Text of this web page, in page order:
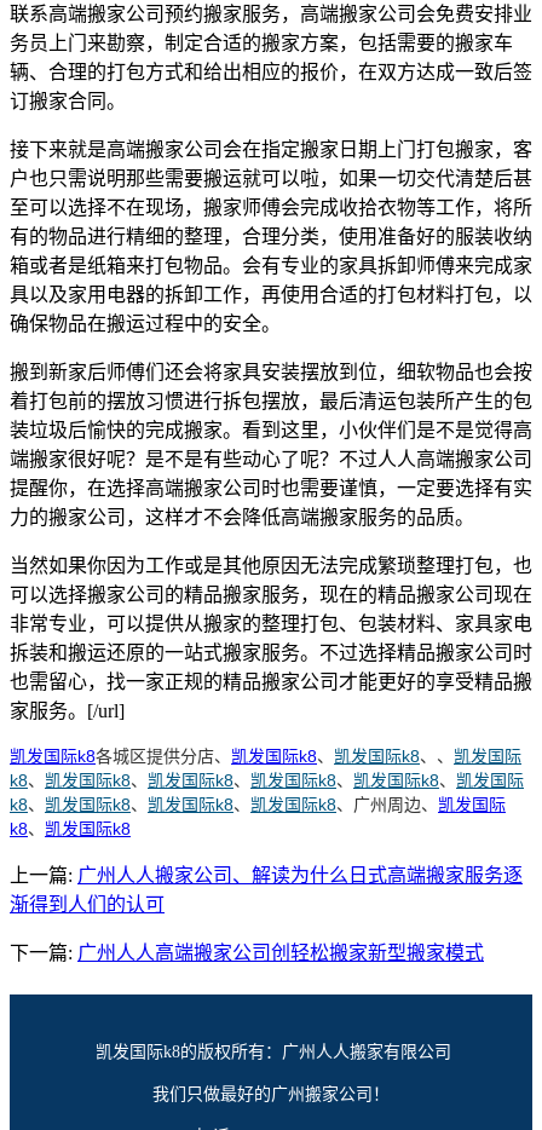
联系高端搬家公司预约搬家服务，高端搬家公司会免费安排业
务员上门来勘察，制定合适的搬家方案，包括需要的搬家车
辆、合理的打包方式和给出相应的报价，在双方达成一致后签
订搬家合同。
接下来就是高端搬家公司会在指定搬家日期上门打包搬家，客
户也只需说明那些需要搬运就可以啦，如果一切交代清楚后甚
至可以选择不在现场，搬家师傅会完成收拾衣物等工作，将所
有的物品进行精细的整理，合理分类，使用准备好的服装收纳
箱或者是纸箱来打包物品。会有专业的家具拆卸师傅来完成家
具以及家用电器的拆卸工作，再使用合适的打包材料打包，以
确保物品在搬运过程中的安全。
搬到新家后师傅们还会将家具安装摆放到位，细软物品也会按
着打包前的摆放习惯进行拆包摆放，最后清运包装所产生的包
装垃圾后愉快的完成搬家。看到这里，小伙伴们是不是觉得高
端搬家很好呢？是不是有些动心了呢？不过人人高端搬家公司
提醒你，在选择高端搬家公司时也需要谨慎，一定要选择有实
力的搬家公司，这样才不会降低高端搬家服务的品质。
当然如果你因为工作或是其他原因无法完成繁琐整理打包，也
可以选择搬家公司的精品搬家服务，现在的精品搬家公司现在
非常专业，可以提供从搬家的整理打包、包装材料、家具家电
拆装和搬运还原的一站式搬家服务。不过选择精品搬家公司时
也需留心，找一家正规的精品搬家公司才能更好的享受精品搬
家服务。[/url]
凯发国际k8各城区提供分店、 凯发国际k8、 凯发国际k8、、 凯发国际
k8、 凯发国际k8、 凯发国际k8、 凯发国际k8、 凯发国际k8、 凯发国际
k8、 凯发国际k8、 凯发国际k8、 凯发国际k8、广州周边、 凯发国际
k8、 凯发国际k8
上一篇: 广州人人搬家公司、解读为什么日式高端搬家服务逐
渐得到人们的认可
下一篇: 广州人人高端搬家公司创轻松搬家新型搬家模式
凯发国际k8的版权所有：广州人人搬家有限公司
我们只做最好的广州搬家公司！